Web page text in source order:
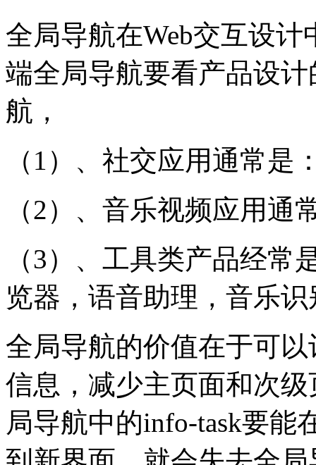
全局导航在Web交互设
端全局导航要看产品设
航，
（1）、社交应用通常是
（2）、音乐视频应用通
（3）、工具类产品经常
览器，语音助理，音乐
全局导航的价值在于可
信息，减少主页面和次
局导航中的info-task要能